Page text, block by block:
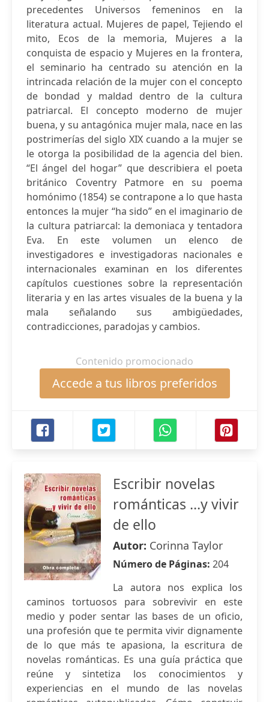
precedentes Universos femeninos en la
literatura actual. Mujeres de papel, Tejiendo el
mito, Ecos de la memoria, Mujeres a la
conquista de espacio y Mujeres en la frontera,
el seminario ha centrado su atención en la
intrincada relación de la mujer con el concepto
de bondad y maldad dentro de la cultura
patriarcal. El concepto moderno de mujer
buena, y su antagónica mujer mala, nace en las
postrimerías del siglo XIX cuando a la mujer se
le otorga la posibilidad de la agencia del bien.
“El ángel del hogar” que describiera el poeta
británico Coventry Patmore en su poema
homónimo (1854) se contrapone a lo que hasta
entonces la mujer “ha sido” en el imaginario de
la cultura patriarcal: la demoniaca y tentadora
Eva. En este volumen un elenco de
investigadores e investigadoras nacionales e
internacionales examinan en los diferentes
capítulos cuestiones sobre la representación
literaria y en las artes visuales de la buena y la
mala señalando sus ambigüedades,
contradicciones, paradojas y cambios.
Contenido promocionado
Accede a tus libros preferidos
Escribir novelas
románticas ...y vivir
de ello
Autor: Corinna Taylor
Número de Páginas: 204
La autora nos explica los
caminos tortuosos para sobrevivir en este
medio y poder sentar las bases de un oficio,
una profesión que te permita vivir dignamente
de lo que más te apasiona, la escritura de
novelas románticas. Es una guía práctica que
reúne y sintetiza los conocimientos y
experiencias en el mundo de las novelas